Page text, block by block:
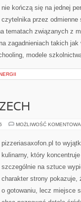
nie kończą się na jednej
czytelnika przez odmienne
tematach związanych z
zagadnieniach takich jak
modele
MOŻLIWOŚĆ
pizzeriasaxofon.pl to
kulinarny, który
szczególnie na sztuce
charakter strony pokazuje,
o gotowaniu, lecz miejsce